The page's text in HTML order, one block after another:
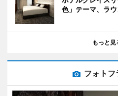
色」テーマ、ラ
もっと見
フォトフ